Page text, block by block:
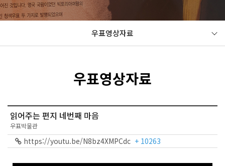
우표영상자료
우표영상자료
읽어주는 편지 네번째 마음
우표박물관
https://youtu.be/N8bz4XMPCdc + 10263